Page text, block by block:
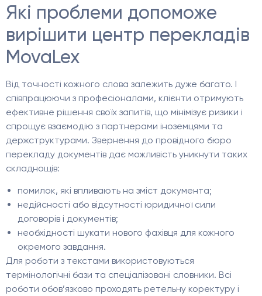
Які проблеми допоможе
вирішити центр перекладів
MovaLex
Від точності кожного слова залежить дуже багато. І
співпрацюючи з професіоналами, клієнти отримують
ефективне рішення своїх запитів, що мінімізує ризики і
спрощує взаємодію з партнерами іноземцями та
держструктурами. Звернення до провідного бюро
перекладу документів дає можливість уникнути таких
складнощів:
помилок, які впливають на зміст документа;
недійсності або відсутності юридичної сили
договорів і документів;
необхідності шукати нового фахівця для кожного
окремого завдання.
Для роботи з текстами використовуються
термінологічні бази та спеціалізовані словники. Всі
роботи обов’язково проходять ретельну коректуру і